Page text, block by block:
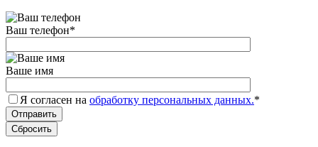
Ваш телефон*
Ваше имя
Я согласен на обработку персональных данных.*